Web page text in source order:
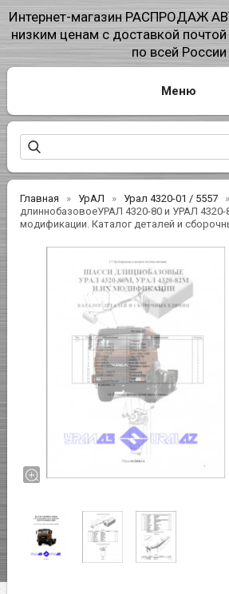
Интернет-магазин РАСПРОДАЖ
низким ценам с доставкой
по всей России
Главная УрАЛ Урал 4320-01 / 5557
длиннобазовоеУРАЛ 4320-80 и УРАЛ 4320-
модификации. Каталог деталей и